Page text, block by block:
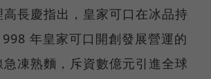
長慶指出，皇家可口在冰品持
年皇家可口開創發展營運的
凍熟麵，斥資數億元引進全球